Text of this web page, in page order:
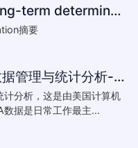
What are the short and long-term determinants of exchange ra
摘要
留学生MBAdissertation_数据管理与统计分析-如何处理STATA数据_How to deal with data with ST
计分析，这是由美国计算机
数据是日常工作最主...